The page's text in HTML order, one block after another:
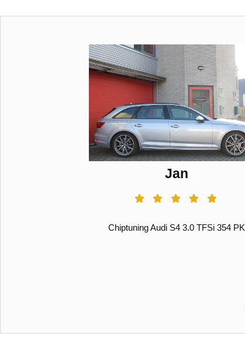
Jan
Chiptuning Audi S4 3.0 TFSi 354 PK